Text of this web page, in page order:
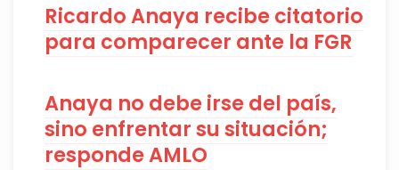
Ricardo Anaya recibe citatorio
para comparecer ante la FGR
Anaya no debe irse del país,
sino enfrentar su situación;
responde AMLO